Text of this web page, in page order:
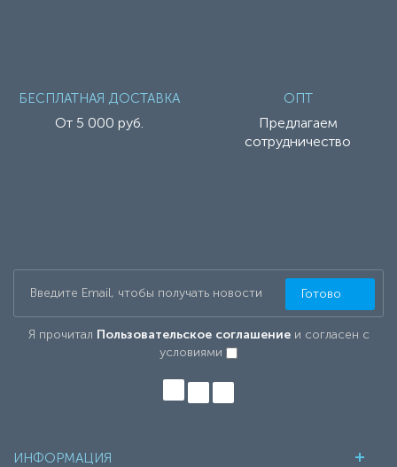
БЕСПЛАТНАЯ ДОСТАВКА
От 5 000 руб.
ОПТ
Предлагаем
сотрудничество
Я прочитал Пользовательское соглашениеи согласен с
условиями
Готово
ИНФОРМАЦИЯ